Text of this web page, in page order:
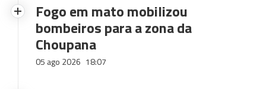
Fogo em mato mobilizou
bombeiros para a zona da
Choupana
05 ago 2026 18:07